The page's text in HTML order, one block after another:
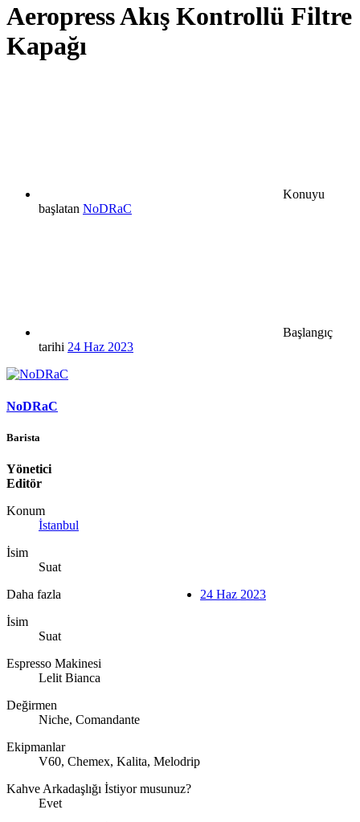
Aeropress Akış Kontrollü Filtre
Kapağı
Konuyu
başlatan NoDRaC
Başlangıç
tarihi 24 Haz 2023
NoDRaC
Barista
Yönetici
Editör
Konum
İstanbul
İsim
Suat
Daha fazla
İsim
Suat
Espresso Makinesi
Lelit Bianca
Değirmen
Niche, Comandante
Ekipmanlar
V60, Chemex, Kalita, Melodrip
Kahve Arkadaşlığı İstiyor musunuz?
Evet
24 Haz 2023